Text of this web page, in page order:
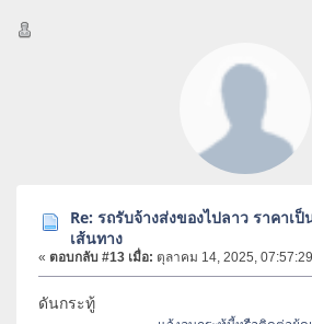
Re: รถรับจ้างส่งของไปลาว ราคาเ
เส้นทาง
« ตอบกลับ #13 เมื่อ: ตุลาคม 14, 2025,
ดันกระทู้